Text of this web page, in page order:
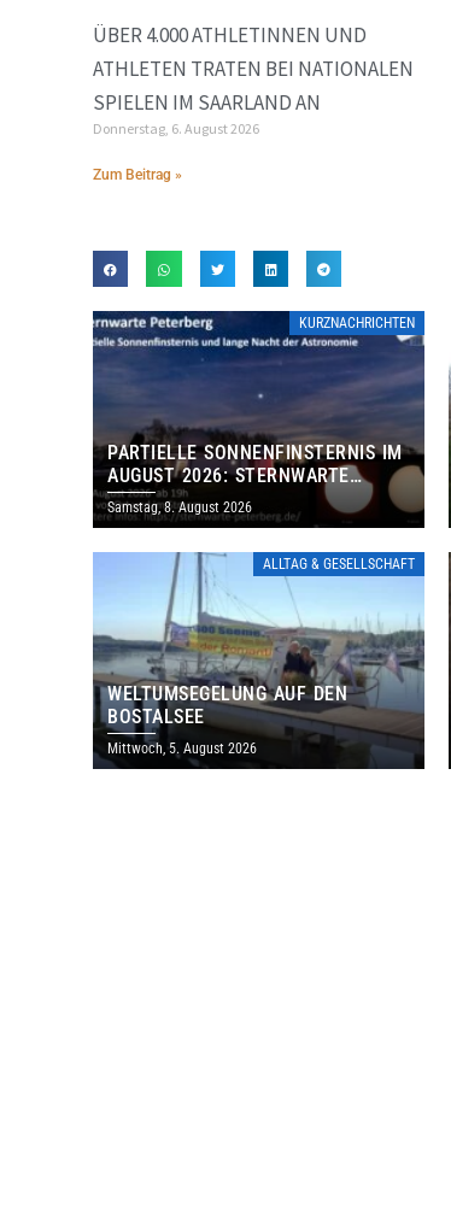
ÜBER 4.000 ATHLETINNEN UND
ATHLETEN TRATEN BEI NATIONALEN
SPIELEN IM SAARLAND AN
Donnerstag, 6. August 2026
Zum Beitrag »
KURZNACHRICHTEN
PARTIELLE SONNENFINSTERNIS IM
AUGUST 2026: STERNWARTE
PETERBERG ÖFFNET KOSTENLOS
IHRE TORE
Samstag, 8. August 2026
ALLTAG & GESELLSCHAFT
WELTUMSEGELUNG AUF DEN
BOSTALSEE
Mittwoch, 5. August 2026